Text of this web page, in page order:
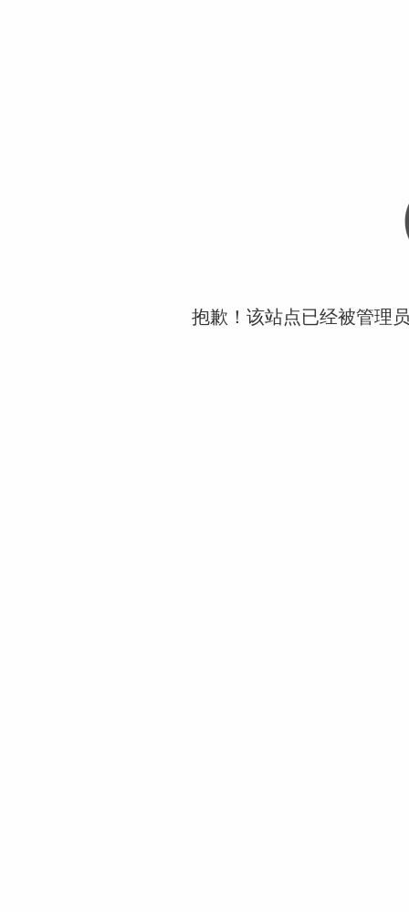
抱歉！该站点已经被管理